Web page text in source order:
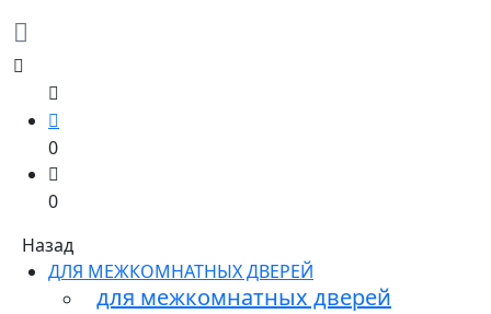
0
0
Назад
ДЛЯ МЕЖКОМНАТНЫХ ДВЕРЕЙ
для межкомнатных дверей